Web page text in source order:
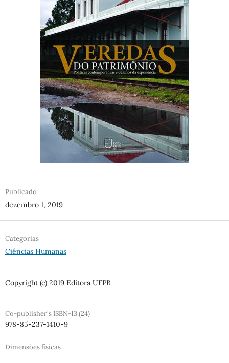
Publicado
dezembro 1, 2019
Categorias
Ciências Humanas
Copyright (c) 2019 Editora UFPB
Co-publisher's ISBN-13 (24)
978-85-237-1410-9
Dimensões físicas